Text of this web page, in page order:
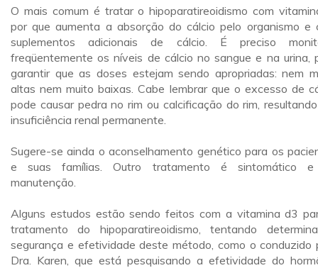
O mais comum é tratar o hipoparatireoidismo com
por que aumenta a absorção do cálcio pelo organismo e
suplementos adicionais de cálcio. É preciso
freqüentemente os níveis de cálcio no sangue e na urina,
garantir que as doses estejam sendo apropriadas: nem
altas nem muito baixas. Cabe lembrar que o excesso de
pode causar pedra no rim ou calcificação do rim,
insuficiência renal permanente.
Sugere-se ainda o aconselhamento genético para os
e suas famílias. Outro tratamento é sintomático
manutenção.
Alguns estudos estão sendo feitos com a vitamina d3
tratamento do hipoparatireoidismo, tentando
segurança e efetividade deste método, como o conduzido
Dra. Karen, que está pesquisando a efetividade do